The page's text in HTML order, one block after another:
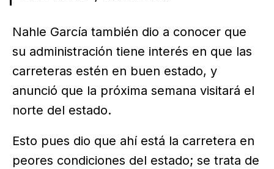
Nahle García también dio a conocer que
su administración tiene interés en que las
carreteras estén en buen estado, y
anunció que la próxima semana visitará el
norte del estado.
Esto pues dio que ahí está la carretera en
peores condiciones del estado; se trata de